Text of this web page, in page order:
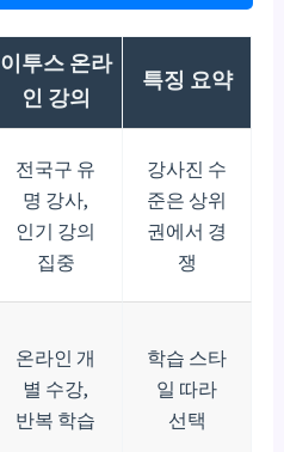
이투스 온라
인 강의
특징 요약
전국구 유
명 강사,
인기 강의
집중
강사진 수
준은 상위
권에서 경
쟁
온라인 개
별 수강,
반복 학습
학습 스타
일 따라
선택